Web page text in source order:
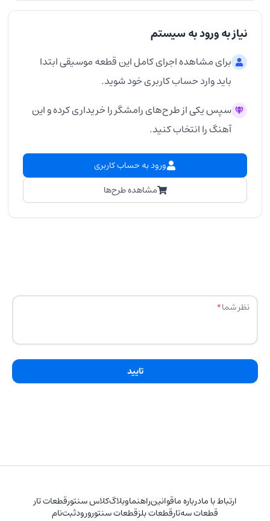
نیاز به ورود به سیستم
برای مشاهده اجرای کامل این قطعه موسیقی ابتدا
باید وارد حساب کاربری خود شوید.
سپس یکی از طرح‌های رامشگر را خریداری کرده و این
آهنگ را انتخاب کنید.
ورود به حساب کاربری
مشاهده طرح‌ها
نظر شما
تایید
ارتباط با مادرباره ماقوانینراهنماوبلاگکلاس سنتورقطعات تار
قطعات سه‌تارقطعات بلزقطعات سنتورورودثبت‌نام